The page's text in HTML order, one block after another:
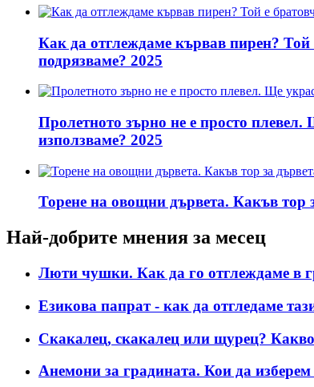
Как да отглеждаме кървав пирен? Той
подрязваме? 2025
Пролетното зърно не е просто
използваме? 2025
Торене на овощни дървета. Какъв тор
Най-добрите мнения за месец
Люти чушки. Как да го отглеждаме в
Езикова папрат - как да отгледаме
Скакалец, скакалец или щурец?
Анемони за градината. Кои да